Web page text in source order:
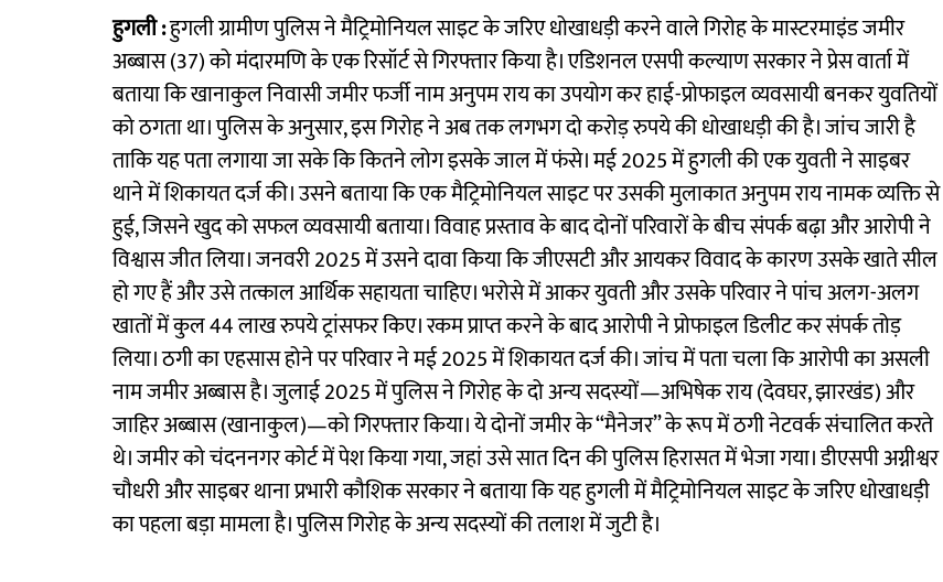
हुगली :हुगली ग्रामीण पुलिस ने मैट्रिमोनियल साइट के जरिए धोखाधड़ी करने वाले गिरोह के मास्टरमाइंड जमीर
अब्बास (37) को मंदारमणि के एक रिसॉर्ट से गिरफ्तार किया है। एडिशनल एसपी कल्याण सरकार ने प्रेस वार्ता में
बताया कि खानाकुल निवासी जमीर फर्जी नाम अनुपम राय का उपयोग कर हाई-प्रोफाइल व्यवसायी बनकर युवतियों
को ठगता था। पुलिस के अनुसार, इस गिरोह ने अब तक लगभग दो करोड़ रुपये की धोखाधड़ी की है। जांच जारी है
ताकि यह पता लगाया जा सके कि कितने लोग इसके जाल में फंसे। मई 2025 में हुगली की एक युवती ने साइबर
थाने में शिकायत दर्ज की। उसने बताया कि एक मैट्रिमोनियल साइट पर उसकी मुलाकात अनुपम राय नामक व्यक्ति से
हुई, जिसने खुद को सफल व्यवसायी बताया। विवाह प्रस्ताव के बाद दोनों परिवारों के बीच संपर्क बढ़ा और आरोपी ने
विश्वास जीत लिया। जनवरी 2025 में उसने दावा किया कि जीएसटी और आयकर विवाद के कारण उसके खाते सील
हो गए हैं और उसे तत्काल आर्थिक सहायता चाहिए। भरोसे में आकर युवती और उसके परिवार ने पांच अलग-अलग
खातों में कुल 44 लाख रुपये ट्रांसफर किए। रकम प्राप्त करने के बाद आरोपी ने प्रोफाइल डिलीट कर संपर्क तोड़
लिया। ठगी का एहसास होने पर परिवार ने मई 2025 में शिकायत दर्ज की। जांच में पता चला कि आरोपी का असली
नाम जमीर अब्बास है। जुलाई 2025 में पुलिस ने गिरोह के दो अन्य सदस्यों—अभिषेक राय (देवघर, झारखंड) और
जाहिर अब्बास (खानाकुल)—को गिरफ्तार किया। ये दोनों जमीर के “मैनेजर” के रूप में ठगी नेटवर्क संचालित करते
थे। जमीर को चंदननगर कोर्ट में पेश किया गया, जहां उसे सात दिन की पुलिस हिरासत में भेजा गया। डीएसपी अग्नीश्वर
चौधरी और साइबर थाना प्रभारी कौशिक सरकार ने बताया कि यह हुगली में मैट्रिमोनियल साइट के जरिए धोखाधड़ी
का पहला बड़ा मामला है। पुलिस गिरोह के अन्य सदस्यों की तलाश में जुटी है।